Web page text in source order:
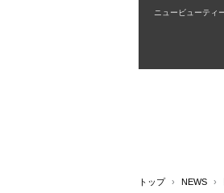
ニュービューティ
トップ › NEWS ›